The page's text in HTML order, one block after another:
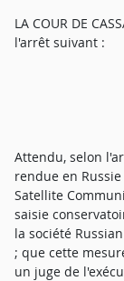
LA COUR DE
l'arrêt suivant :
Attendu, selon
rendue en
Satellite
saisie
la société
; que cette
un juge de